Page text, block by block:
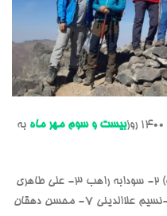
بیست و سوم مهر ماه به
۱-فرید واحدی (سرپرست) ۲- سودابه راهب ۳- علی طاهری